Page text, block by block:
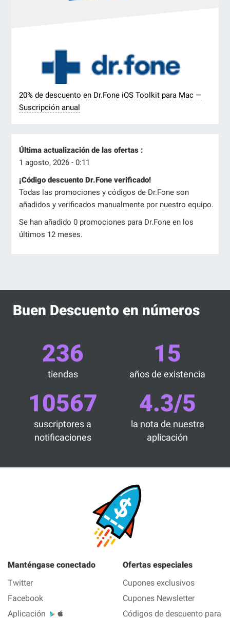
20% de descuento en Dr.Fone iOS Toolkit para Mac —
Suscripción anual
Última actualización de las ofertas :
1 agosto, 2026 - 0:11
¡Código descuento Dr.Fone verificado!
Todas las promociones y códigos de Dr.Fone son
añadidos y verificados manualmente por nuestro equipo.
Se han añadido 0 promociones para Dr.Fone en los
últimos 12 meses.
Buen Descuento en números
236
tiendas
15
años de existencia
10567
suscriptores a
notificaciones
4.3/5
la nota de nuestra
aplicación
Manténgase conectado
Twitter
Facebook
Aplicación
Ofertas especiales
Cupones exclusivos
Cupones Newsletter
Códigos de descuento para